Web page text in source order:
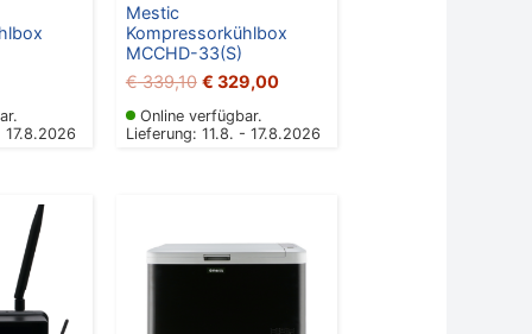
17.8.2026
Mestic
Kompressorkühlbox
MCCHD-33(S)
€339,10 € 329,00
Online verfügbar.
Lieferung: 11.8. - 17.8.2026